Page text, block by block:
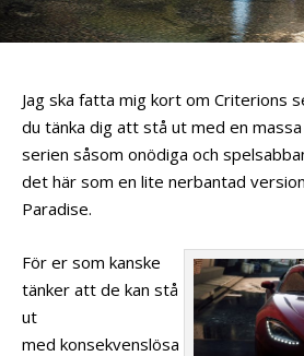
Jag ska fatta mig kort om Criterions
du tänka dig att stå ut med en
serien såsom onödiga och
det här som en lite nerbantad
Paradise.
För er som kanske
tänker att de kan stå
ut
med konsekvenslösa